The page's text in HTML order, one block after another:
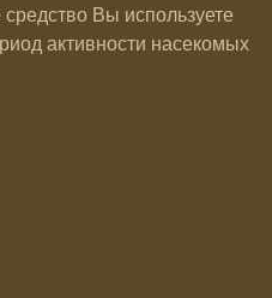
Вы используете
активности насекомых